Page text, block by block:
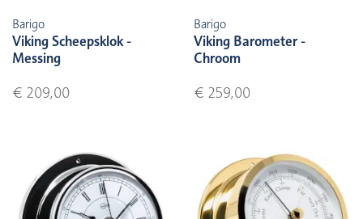
Barigo
Viking Scheepsklok -
Messing
€ 209,00
Barigo
Viking Barometer -
Chroom
€ 259,00